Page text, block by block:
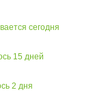
сегодня
15 дней
2 дня